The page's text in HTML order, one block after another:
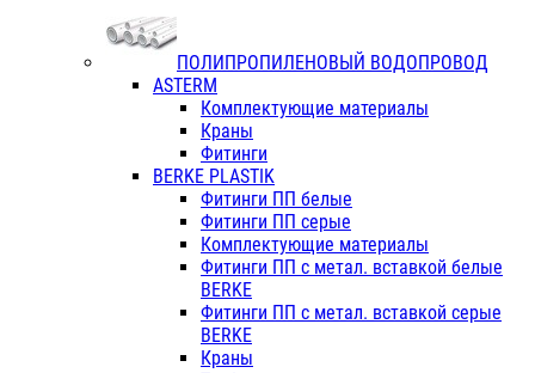
ПОЛИПРОПИЛЕНОВЫЙ ВОДОПРОВОД
ASTERM
Комплектующие материалы
Краны
Фитинги
BERKE PLASTIK
Фитинги ПП белые
Фитинги ПП серые
Комплектующие материалы
Фитинги ПП с метал. вставкой белые
BERKE
Фитинги ПП с метал. вставкой серые
BERKE
Краны